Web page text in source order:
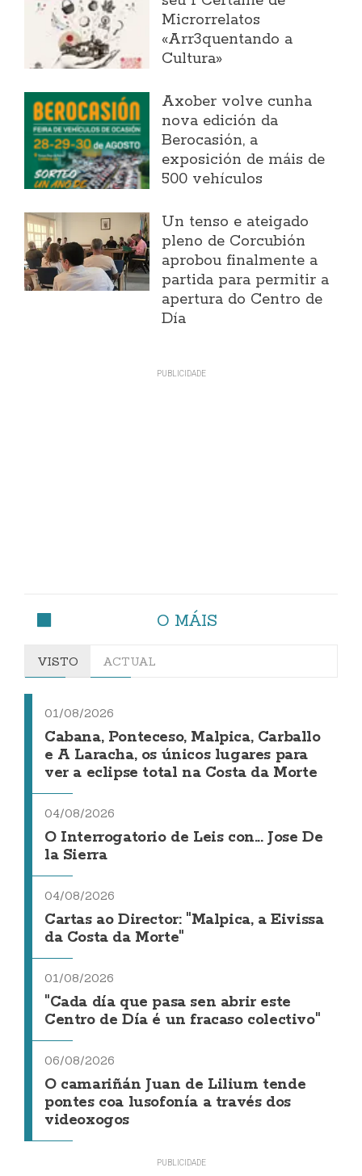
Microrrelatos
«Arr3quentando a
Cultura»
Axober volve cunha
nova edición da
Berocasión, a
exposición de máis de
500 vehículos
Un tenso e ateigado
pleno de Corcubión
aprobou finalmente a
partida para permitir a
apertura do Centro de
Día
O MÁIS
VISTO ACTUAL
01/08/2026
Cabana, Ponteceso, Malpica, Carballo
e A Laracha, os únicos lugares para
ver a eclipse total na Costa da Morte
04/08/2026
O Interrogatorio de Leis con... Jose De
la Sierra
04/08/2026
Cartas ao Director: "Malpica, a Eivissa
da Costa da Morte"
01/08/2026
"Cada día que pasa sen abrir este
Centro de Día é un fracaso colectivo"
06/08/2026
O camariñán Juan de Lilium tende
pontes coa lusofonía a través dos
videoxogos